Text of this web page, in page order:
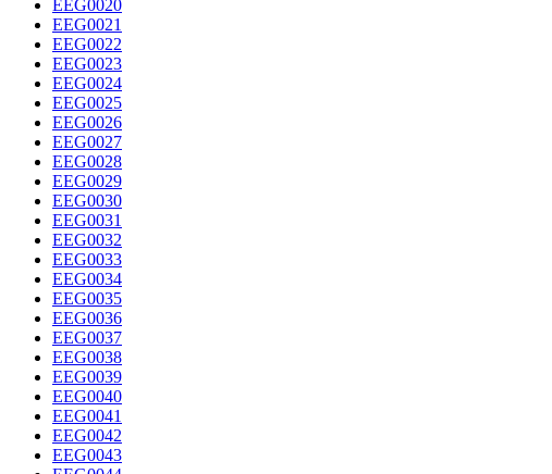
EEG0020
EEG0021
EEG0022
EEG0023
EEG0024
EEG0025
EEG0026
EEG0027
EEG0028
EEG0029
EEG0030
EEG0031
EEG0032
EEG0033
EEG0034
EEG0035
EEG0036
EEG0037
EEG0038
EEG0039
EEG0040
EEG0041
EEG0042
EEG0043